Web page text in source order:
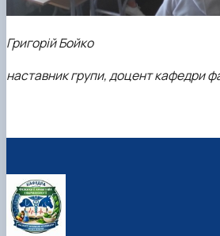
Григорій Бойко
наставник групи, доцент кафедри